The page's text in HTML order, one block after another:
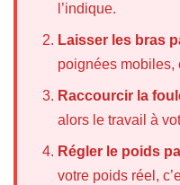
l’indique.
Laisser les bras
poignées mobiles,
Raccourcir la
alors le travail à
Régler le poids
votre poids réel,